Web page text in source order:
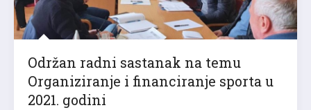
Održan radni sastanak na temu
Organiziranje i financiranje sporta u
2021. godini